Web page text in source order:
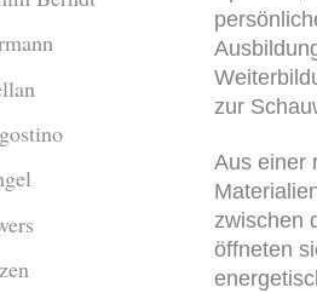
zur
Aus einer
zwischen
öffneten